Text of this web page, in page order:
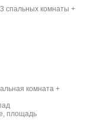
спальных комнаты +
комната +
площадь